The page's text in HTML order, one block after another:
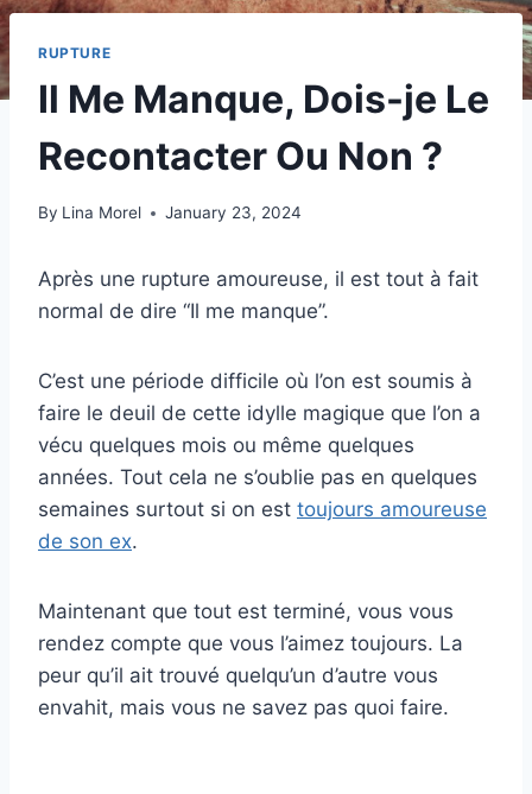
RUPTURE
Il Me Manque, Dois-je Le
Recontacter Ou Non ?
By Lina Morel January 23, 2024
Après une rupture amoureuse, il est tout à fait
normal de dire “Il me manque”.
C’est une période difficile où l’on est soumis à
faire le deuil de cette idylle magique que l’on a
vécu quelques mois ou même quelques
années. Tout cela ne s’oublie pas en quelques
semaines surtout si on est toujours amoureuse
de son ex.
Maintenant que tout est terminé, vous vous
rendez compte que vous l’aimez toujours. La
peur qu’il ait trouvé quelqu’un d’autre vous
envahit, mais vous ne savez pas quoi faire.